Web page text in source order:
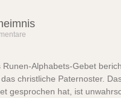
Alphabets-Gebet
christliche Paternoster.
gesprochen hat, ist